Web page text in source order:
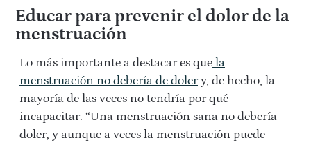
Educar para prevenir el dolor de la
menstruación
Lo más importante a destacar es que la
menstruación no debería de dolery, de hecho, la
mayoría de las veces no tendría por qué
incapacitar. “Una menstruación sana no debería
doler, y aunque a veces la menstruación puede